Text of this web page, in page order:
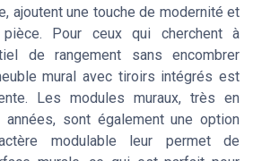
ajoutent une touche de modernité et
Pour ceux qui cherchent à
de rangement sans encombrer
mural avec tiroirs intégrés est
Les modules muraux, très en
sont également une option
modulable leur permet de